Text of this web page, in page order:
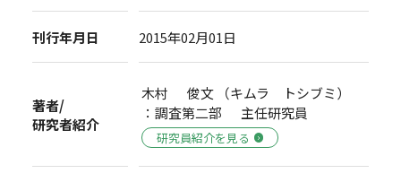
刊行年月日 2015年02月01日
著者/
研究者紹介
木村 俊文 （キムラ トシブミ）
：調査第二部 主任研究員
研究員紹介を見る